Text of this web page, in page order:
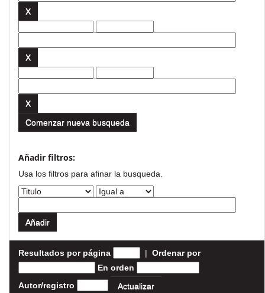
Comenzar nueva busqueda
Añadir filtros:
Usa los filtros para afinar la busqueda.
Resultados por página | Ordenar por
En orden
Autor/registro